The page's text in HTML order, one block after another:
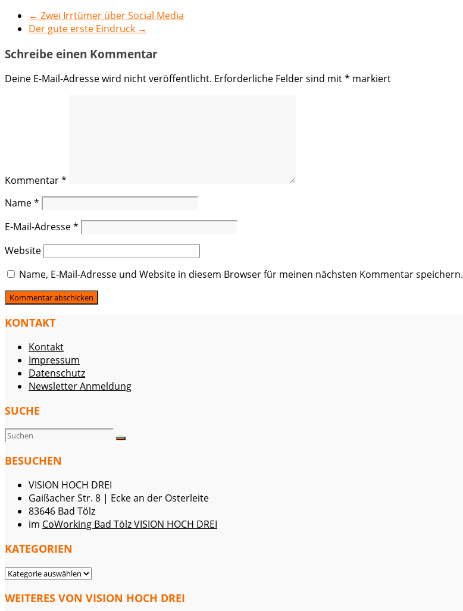
← Zwei Irrtümer über Social Media
Der gute erste Eindruck →
Schreibe einen Kommentar
Deine E-Mail-Adresse wird nicht veröffentlicht. Erforderliche Felder sind mit* markiert
Kommentar*
Name*
E-Mail-Adresse*
Website
Name, E-Mail-Adresse und Website in diesem Browser für meinen nächsten Kommentar speichern.
KONTAKT
Kontakt
Impressum
Datenschutz
Newsletter Anmeldung
SUCHE
BESUCHEN
VISION HOCH DREI
Gaißacher Str. 8 | Ecke an der Osterleite
83646 Bad Tölz
im CoWorking Bad Tölz VISION HOCH DREI
KATEGORIEN
KATEGORIEN
WEITERES VON VISION HOCH DREI